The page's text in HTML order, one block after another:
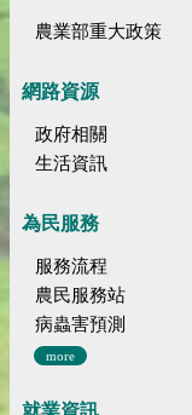
農業部重大政策
網路資源
政府相關
生活資訊
為民服務
服務流程
農民服務站
病蟲害預測
more
就業資訊